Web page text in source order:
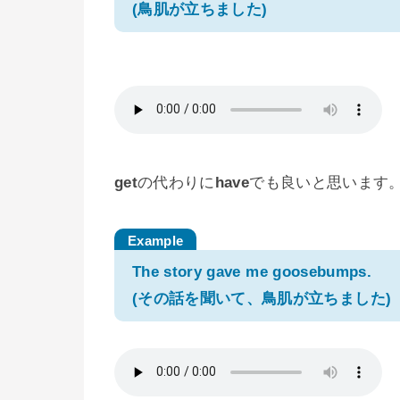
(鳥肌が立ちました)
getの代わりに haveでも良いと思います
The story gave me goosebumps.
(その話を聞いて、鳥肌が立ちました)